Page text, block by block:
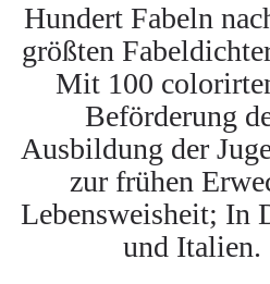
Hundert Fabeln
größten
Mit 100
Beförderung
Ausbildung der
zur frühen
Lebensweisheit; In
und Italien.